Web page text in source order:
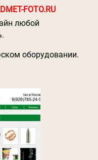
FOTO.RU
любой
оборудовании.